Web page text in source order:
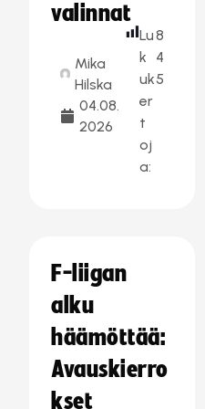
valinnat
Mika
Hilska
04.08.
2026
Lu
k
uk
er
t
oj
a:
8
4
5
F-liigan
alku
häämöttää:
Avauskierro
kset